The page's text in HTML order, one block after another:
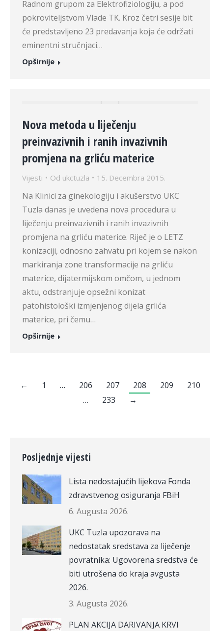
Radnom grupom za Elektrofiziologiju, a pod
pokroviteljstvom Vlade TK. Kroz četri sesije bit
će predstavljeno 23 predavanja koja će održati
eminentni stručnjaci…
Opširnije
Nova metoda u liječenju
preinvazivnih i ranih invazivnih
promjena na grliću materice
Vijesti Od ukctuzla 15. Decembra 2015.
Na Klinici za ginekologiju i akušerstvo UKC
Tuzla danas je uvedena nova procedura u
liječenju preinvazivnih i ranih invazivnih
promjena na grliću materice. Riječ je o LETZ
konizaciji, odnosno zahvatu pri kojem se nakon
markiranja zone transformacije na grliću
materice, dijatermijskom omčom, u jednom
aktu, odstranjuje opsežni konizat
patohistološki izmjenjenog dijela grlića
materice, pri čemu…
Opširnije
← 1 … 206 207 208 209
210
…
233 →
Posljednje vijesti
Lista nedostajućih lijekova Fonda
zdravstvenog osiguranja FBiH
6. Augusta 2026.
UKC Tuzla upozorava na
nedostatak sredstava za liječenje
povratnika: Ugovorena sredstva će
biti utrošena do kraja avgusta
2026.
3. Augusta 2026.
PLAN AKCIJA DARIVANJA KRVI